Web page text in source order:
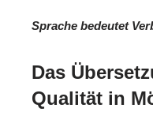
Sprache bedeutet
Das
Qualität in